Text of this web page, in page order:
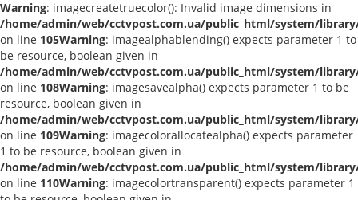
Warning: imagecreatetruecolor(): Invalid image dimensions in
/home/admin/web/cctvpost.com.ua/public_html/system/
on line 105Warning: imagealphablending() expects parameter 1 to
be resource, boolean given in
/home/admin/web/cctvpost.com.ua/public_html/system/
on line 108Warning: imagesavealpha() expects parameter 1 to be
resource, boolean given in
/home/admin/web/cctvpost.com.ua/public_html/system/
on line 109Warning: imagecolorallocatealpha() expects parameter
1 to be resource, boolean given in
/home/admin/web/cctvpost.com.ua/public_html/system/
on line 110Warning: imagecolortransparent() expects parameter 1